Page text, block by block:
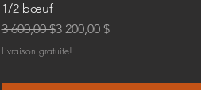
1/2 bœuf
Prix original
3 600,00 $
Prix promotionnel
3 200,00 $
Livraison gratuite!